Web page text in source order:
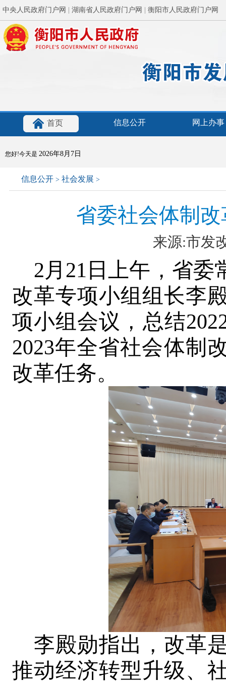
中央人民政府门户网 湖南省人民政府门户网 衡阳市人民政府门户网
首页 信息公开 网上办事
您好!今天是 2026年8月7日
信息公开 > 社会发展 >
省委社会体制
来源:市发
2月21日上午，省委
改革专项小组组长李
项小组会议，总结
2023年全省社会体制
改革任务。
李殿勋指出，改革
推动经济转型升级、